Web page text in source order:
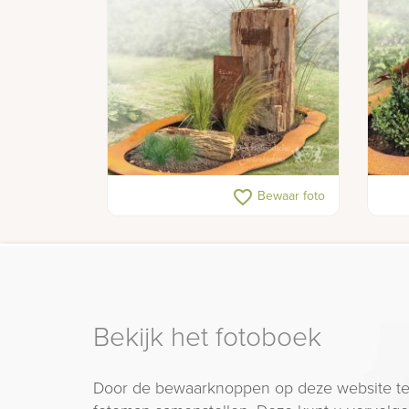
Uniek gedenkteken met versteend
favorite_border Bewaar foto
Bekijk het fotoboek
Door de bewaarknoppen op deze website